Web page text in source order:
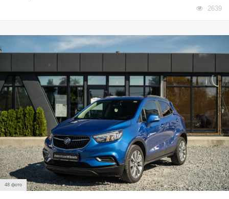
2639
48 фото